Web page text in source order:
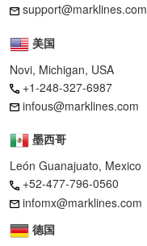
support@marklines.com
美国
Novi, Michigan, USA
+1-248-327-6987
infous@marklines.com
墨西哥
León Guanajuato, Mexico
+52-477-796-0560
infomx@marklines.com
德国